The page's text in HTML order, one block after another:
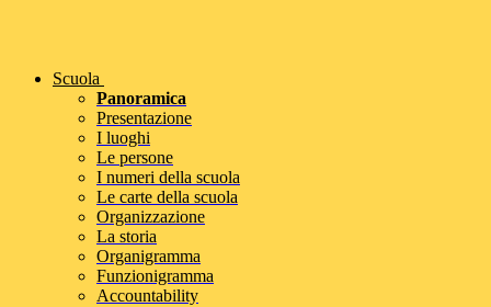
Scuola
Panoramica
Presentazione
I luoghi
Le persone
I numeri della scuola
Le carte della scuola
Organizzazione
La storia
Organigramma
Funzionigramma
Accountability